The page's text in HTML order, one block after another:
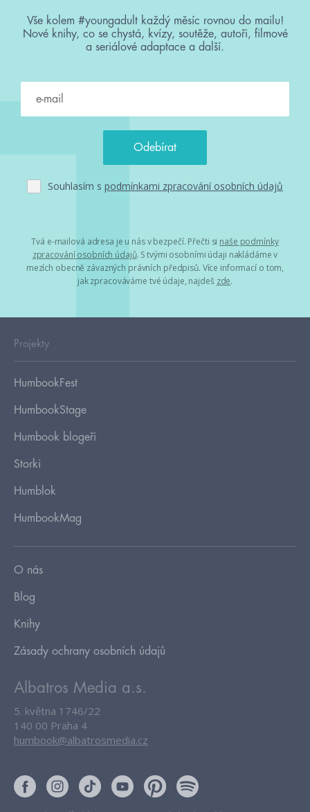
Vše kolem #youngadult každý měsíc rovnou do mailu!
Nové knihy, co se chystá, kvízy, soutěže, autoři, filmové
a seriálové adaptace a další.
Souhlasím s podmínkami zpracování osobních údajů
Tvá e-mailová adresa je u nás v bezpečí. Přečti si naše podmínky
zpracování osobních údajů. S tvými osobními údaji nakládáme v
mezích obecně závazných právních předpisů. Více informací o tom,
jak zpracováváme tvé údaje, najdeš zde.
Projekty
HumbookFest
HumbookStage
Humbook blogeři
Storki
Humblok
HumbookMag
O nás
Blog
Knihy
Zásady ochrany osobních údajů
Albatros Media a.s.
5. května 1746/22
140 00 Praha 4
humbook@albatrosmedia.cz